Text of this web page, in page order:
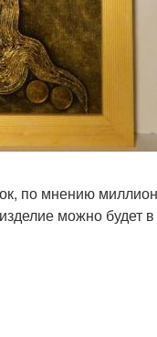
Поделки для детского
сада
Поделки на весенние
Весенние поделки
по мнению
можно будет